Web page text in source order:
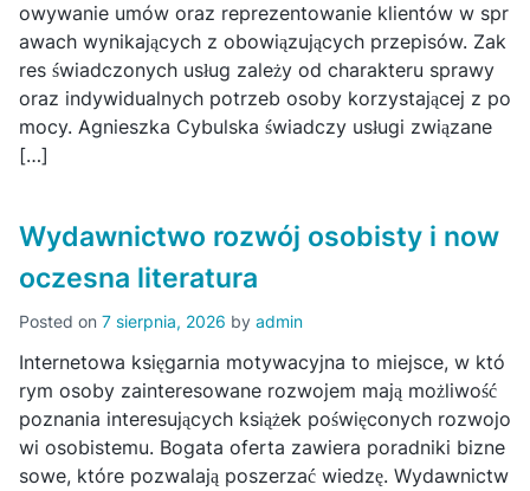
owywanie umów oraz reprezentowanie klientów w spr
awach wynikających z obowiązujących przepisów. Zak
res świadczonych usług zależy od charakteru sprawy
oraz indywidualnych potrzeb osoby korzystającej z po
mocy. Agnieszka Cybulska świadczy usługi związane
[…]
Wydawnictwo rozwój osobisty i now
oczesna literatura
Posted on 7 sierpnia, 2026 by admin
Internetowa księgarnia motywacyjna to miejsce, w któ
rym osoby zainteresowane rozwojem mają możliwość
poznania interesujących książek poświęconych rozwojo
wi osobistemu. Bogata oferta zawiera poradniki bizne
sowe, które pozwalają poszerzać wiedzę. Wydawnictw